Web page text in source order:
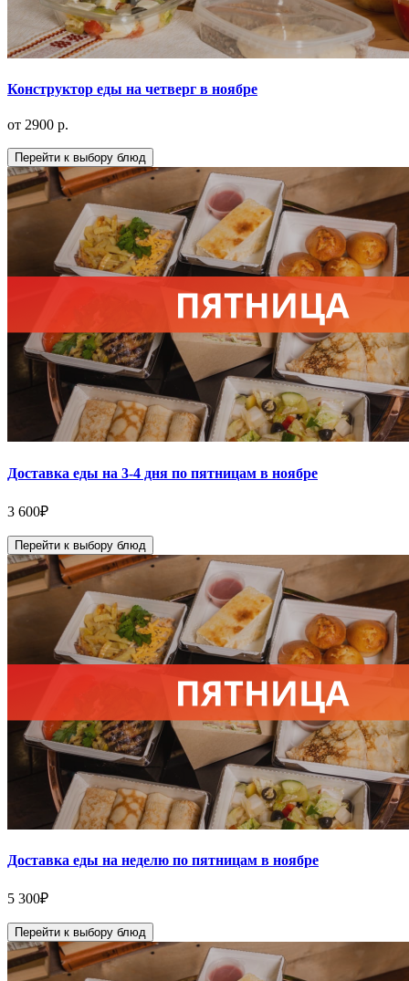
Конструктор еды на четверг в ноябре
от 2900 р.
Перейти к выбору блюд
Доставка еды на 3-4 дня по пятницам в ноябре
3 600₽
Перейти к выбору блюд
Доставка еды на неделю по пятницам в ноябре
5 300₽
Перейти к выбору блюд